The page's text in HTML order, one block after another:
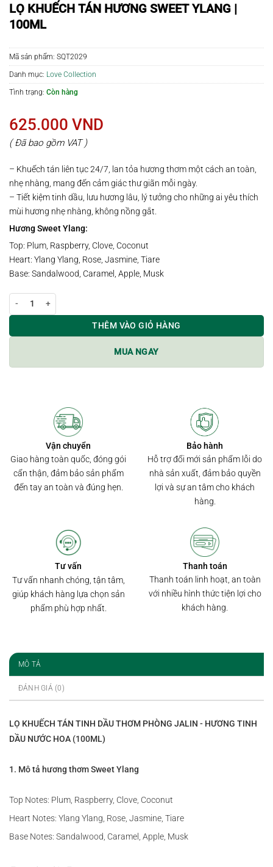
LỌ KHUẾCH TÁN HƯƠNG SWEET YLANG |
100ML
Mã sản phẩm: SQT2029
Danh mục: Love Collection
Tình trạng: Còn hàng
625.000 VND
( Đã bao gồm VAT )
– Khuếch tán liên tục 24/7, lan tỏa hương thơm một cách an toàn,
nhẹ nhàng, mang đến cảm giác thư giãn mỗi ngày.
– Tiết kiệm tinh dầu, lưu hương lâu, lý tưởng cho những ai yêu thích
mùi hương nhẹ nhàng, không nồng gắt.
Hương Sweet Ylang:
Top: Plum, Raspberry, Clove, Coconut
Heart: Ylang Ylang, Rose, Jasmine, Tiare
Base: Sandalwood, Caramel, Apple, Musk
Lọ khuếch tán hương SWEET YLANG | 100ml số lượng
THÊM VÀO GIỎ HÀNG
MUA NGAY
Vận chuyển
Giao hàng toàn quốc, đóng gói
cẩn thận, đảm bảo sản phẩm
đến tay an toàn và đúng hẹn.
Bảo hành
Hỗ trợ đổi mới sản phẩm lỗi do
nhà sản xuất, đảm bảo quyền
lợi và sự an tâm cho khách
hàng.
Tư vấn
Tư vấn nhanh chóng, tận tâm,
giúp khách hàng lựa chọn sản
phẩm phù hợp nhất.
Thanh toán
Thanh toán linh hoạt, an toàn
với nhiều hình thức tiện lợi cho
khách hàng.
MÔ TẢ
ĐÁNH GIÁ (0)
LỌ KHUẾCH TÁN TINH DẦU THƠM PHÒNG JALIN - HƯƠNG TINH
DẦU NƯỚC HOA (100ML)
1. Mô tả hương thơm Sweet Ylang
Top Notes: Plum, Raspberry, Clove, Coconut
Heart Notes: Ylang Ylang, Rose, Jasmine, Tiare
Base Notes: Sandalwood, Caramel, Apple, Musk